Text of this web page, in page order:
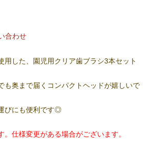
合わせ
用した、園児用クリア歯ブラシ3本セット
も奥まで届くコンパクトヘッドが嬉しいで
びにも便利です◎
仕様変更がある場合がございます。